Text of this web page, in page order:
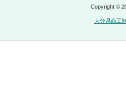
Copyright ©
大分県商工